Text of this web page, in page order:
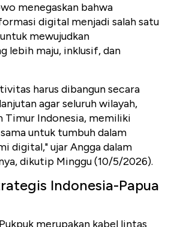
menegaskan bahwa
digital menjadi salah satu
mewujudkan
lebih maju, inklusif, dan
harus dibangun secara
agar seluruh wilayah,
Timur Indonesia, memiliki
untuk tumbuh dalam
digital," ujar Angga dalam
dikutip Minggu (10/5/2026).
Indonesia-Papua
merupakan kabel lintas